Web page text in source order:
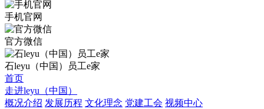
手机官网
官方微信
石leyu（中国）员工e家
首页
走进leyu（中国）
概况介绍 发展历程 文化理念 党建工会 视频中心